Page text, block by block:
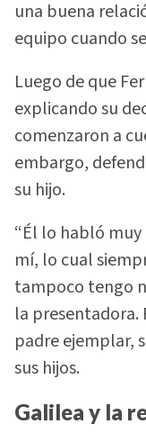
una buena
equipo cuando
Luego de que
explicando su
comenzaron a
embargo,
su hijo.
“Él lo habló muy
mí, lo cual
tampoco tengo
la presentadora.
padre ejemplar,
sus hijos.
Galilea y la